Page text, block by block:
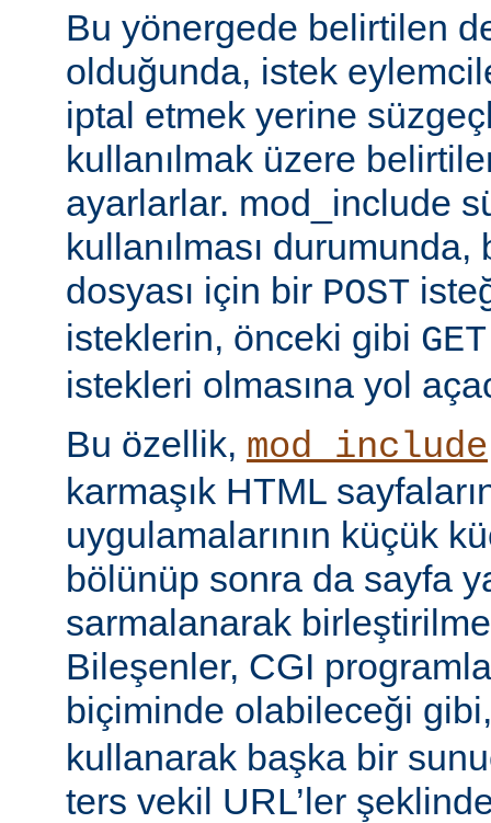
Bu yönergede belirtilen
olduğunda, istek
iptal etmek yerine
kullanılmak üzere
ayarlarlar. mod_include
kullanılması
dosyası için bir POST
isteklerin, önceki gibi GET
istekleri olmasına yol
Bu özellik, mod_include
karmaşık HTML
uygulamalarının küçük
bölünüp sonra da sayfa
sarmalanarak
Bileşenler, CGI
biçiminde olabileceği
kullanarak başka bir
ters vekil URL’ler